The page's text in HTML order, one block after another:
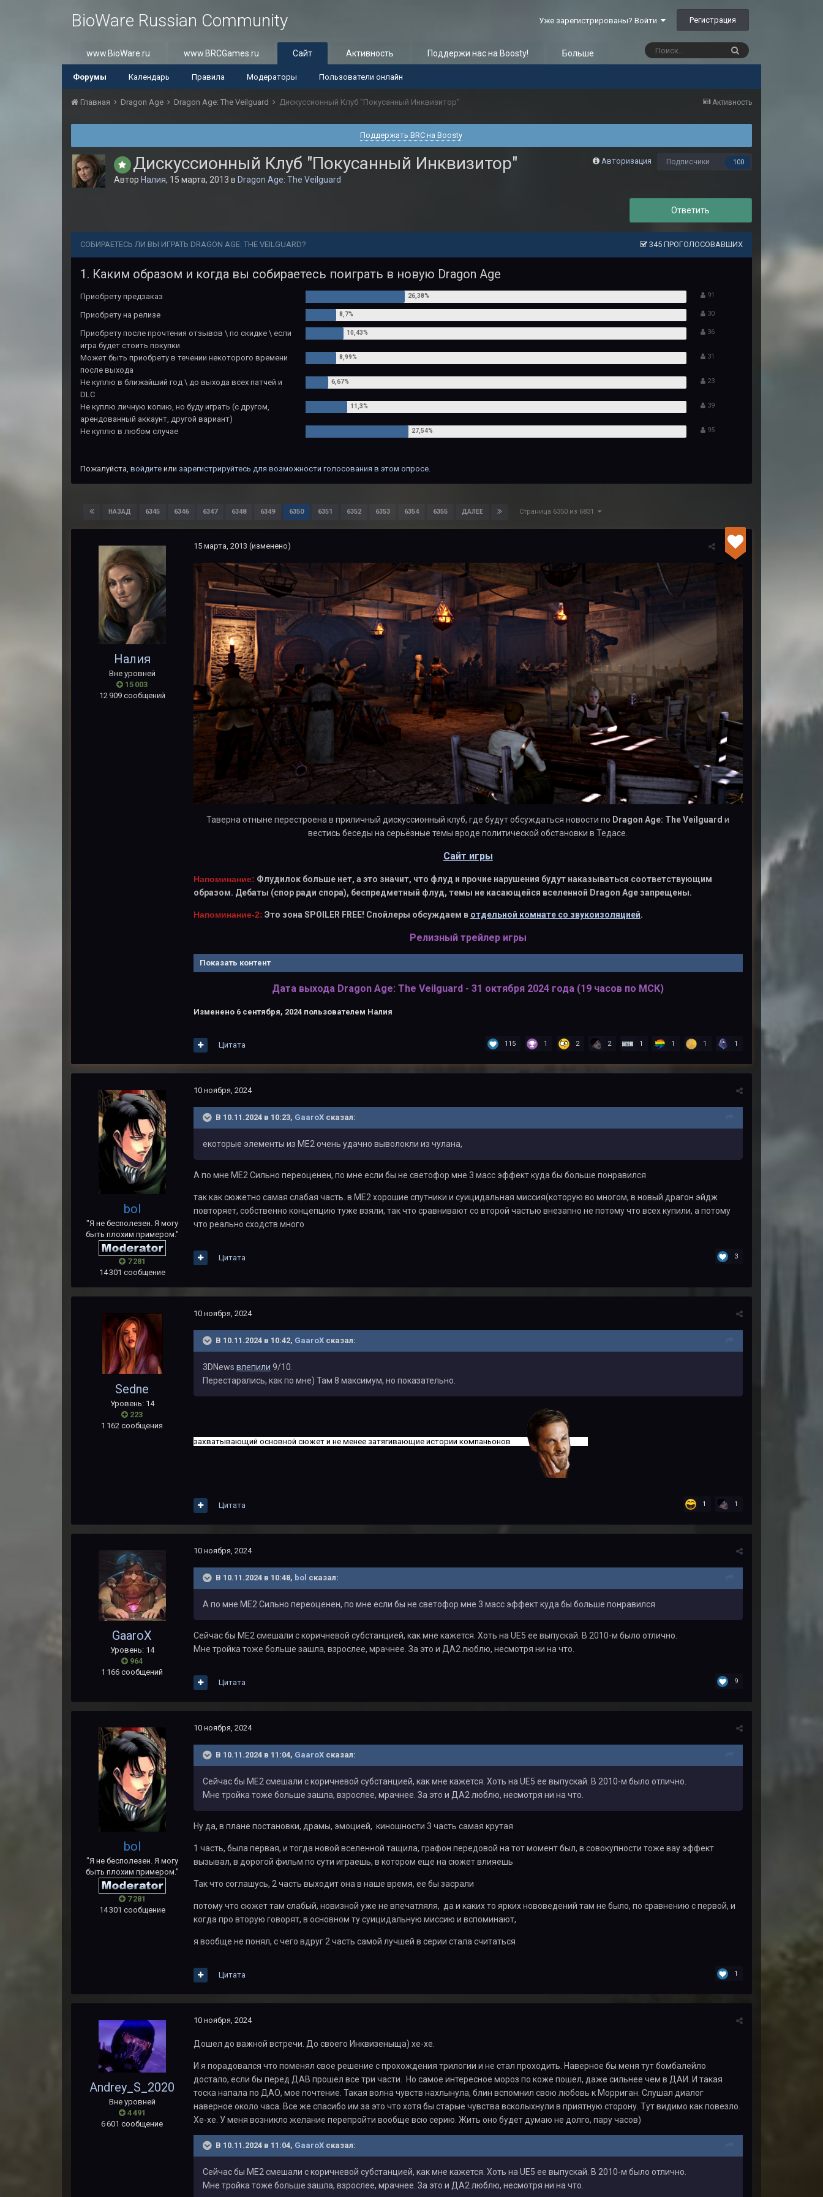
BioWare Russian Community Уже зарегистрированы? Войти Регистрация
www.BioWare.ru www.BRCGames.ru Сайт
Форумы Календарь Правила Модераторы Пользователи онлайн
Активность Поддержи нас на Boosty! Больше
Активность
Главная Dragon Age Dragon Age: The Veilguard Дискуссионный Клуб "Покусанный Инквизитор"
Поддержать BRC на Boosty
Авторизация Подписчики 100
Дискуссионный Клуб "Покусанный Инквизитор"
Автор Налия, 15 марта, 2013 в Dragon Age: The Veilguard
Ответить
СОБИРАЕТЕСЬ ЛИ ВЫ ИГРАТЬ DRAGON AGE: THE VEILGUARD? 345 ПРОГОЛОСОВАВШИХ
1. Каким образом и когда вы собираетесь поиграть в новую Dragon Age
Приобрету предзаказ 91
Приобрету на релизе 30
Приобрету после прочтения отзывов \ по скидке \ если
игра будет стоить покупки
36
Может быть приобрету в течении некоторого времени
после выхода
31
Не куплю в ближайший год \ до выхода всех патчей и
DLC
23
Не куплю личную копию, но буду играть (с другом,
арендованный аккаунт, другой вариант)
39
Не куплю в любом случае 95
Пожалуйста, войдитеили зарегистрируйтесь для возможности голосования в этом опросе.
НАЗАД 6345 6346 6347 6348 6349 6350 6351 6352 6353 6354 6355 ДАЛЕЕ Страница 6350 из 6831
Налия
Вне уровней
15 003
12 909 сообщений
15 марта, 2013 (изменено)
Таверна отныне перестроена в приличный дискуссионный клуб, где будут обсуждаться новости по Dragon Age: The Veilguard и
вестись беседы на серьёзные темы вроде политической обстановки в Тедасе.
Сайт игры
Напоминание: Флудилок больше нет, а это значит, что флуд и прочие нарушения будут наказываться соответствующим
образом. Дебаты (спор ради спора), беспредметный флуд, темы не касающейся вселенной Dragon Age запрещены.
Напоминание-2: Это зона SPOILER FREE! Спойлеры обсуждаем в отдельной комнате со звукоизоляцией.
Релизный трейлер игры
Показать контент
Дата выхода Dragon Age: The Veilguard - 31 октября 2024 года (19 часов по МСК)
Изменено 6 сентября, 2024пользователем Налия
115 1 2 2 1 1 1 1
Цитата
bol
"Я не бесполезен. Я могу
быть плохим примером."
7 281
14 301 сообщение
10 ноября, 2024
В 10.11.2024 в 10:23, GaaroXсказал:
екоторые элементы из МЕ2 очень удачно выволокли из чулана,
А по мне МЕ2 Сильно переоценен, по мне если бы не светофор мне 3 масс эффект куда бы больше понравился
так как сюжетно самая слабая часть. в МЕ2 хорошие спутники и суицидальная миссия(которую во многом, в новый драгон эйдж
повторяет, собственно концепцию туже взяли, так что сравнивают со второй частью внезапно не потому что всех купили, а потому
что реально сходств много
3
Цитата
Sedne
Уровень: 14
223
1 162 сообщения
10 ноября, 2024
В 10.11.2024 в 10:42, GaaroXсказал:
3DNews влепили 9/10.
Перестарались, как по мне) Там 8 максимум, но показательно.
захватывающий основной сюжет и не менее затягивающие истории компаньонов
1 1
Цитата
GaaroX
Уровень: 14
964
1 166 сообщений
10 ноября, 2024
В 10.11.2024 в 10:48, bol сказал:
А по мне МЕ2 Сильно переоценен, по мне если бы не светофор мне 3 масс эффект куда бы больше понравился
Сейчас бы МЕ2 смешали с коричневой субстанцией, как мне кажется. Хоть на UE5 ее выпускай. В 2010-м было отлично.
Мне тройка тоже больше зашла, взрослее, мрачнее. За это и ДА2 люблю, несмотря ни на что.
9
Цитата
bol
"Я не бесполезен. Я могу
быть плохим примером."
7 281
14 301 сообщение
10 ноября, 2024
В 10.11.2024 в 11:04, GaaroXсказал:
Сейчас бы МЕ2 смешали с коричневой субстанцией, как мне кажется. Хоть на UE5 ее выпускай. В 2010-м было отлично.
Мне тройка тоже больше зашла, взрослее, мрачнее. За это и ДА2 люблю, несмотря ни на что.
Ну да, в плане постановки, драмы, эмоцией, киношности 3 часть самая крутая
1 часть, была первая, и тогда новой вселенной тащила, графон передовой на тот момент был, в совокупности тоже вау эффект
вызывал, в дорогой фильм по сути играешь, в котором еще на сюжет влияешь
Так что соглашусь, 2 часть выходит она в наше время, ее бы засрали
потому что сюжет там слабый, новизной уже не впечатляля, да и каких то ярких нововедений там не было, по сравнению с первой, и
когда про вторую говорят, в основном ту суицидальную миссию и вспоминают,
я вообще не понял, с чего вдруг 2 часть самой лучшей в серии стала считаться
1
Цитата
Andrey_S_2020
Вне уровней
4 491
6 601 сообщение
10 ноября, 2024
Дошел до важной встречи. До своего Инквизеныща) хе-хе.
И я порадовался что поменял свое решение с прохождения трилогии и не стал проходить. Наверное бы меня тут бомбалейло
достало, если бы перед ДАВ прошел все три части. Но самое интересное мороз по коже пошел, даже сильнее чем в ДАИ. И такая
тоска напала по ДАО, мое почтение. Такая волна чувств нахлынула, блин вспомнил свою любовь к Морриган. Слушал диалог
наверное около часа. Все же спасибо им за это что хотя бы старые чувства всколыхнули в приятную сторону. Тут видимо как повезло.
Хе-хе. У меня возникло желание перепройти вообще всю серию. Жить оно будет думаю не долго, пару часов)
В 10.11.2024 в 11:04, GaaroXсказал:
Сейчас бы МЕ2 смешали с коричневой субстанцией, как мне кажется. Хоть на UE5 ее выпускай. В 2010-м было отлично.
Мне тройка тоже больше зашла, взрослее, мрачнее. За это и ДА2 люблю, несмотря ни на что.